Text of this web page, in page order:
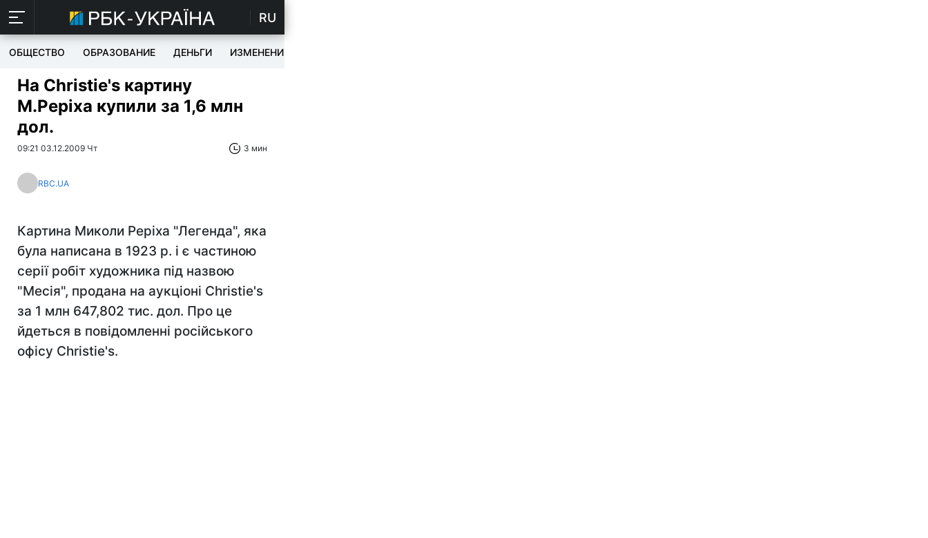
RU
ОБЩЕСТВО ОБРАЗОВАНИЕ ДЕНЬГИ ИЗМЕНЕНИЯ
На Christie's картину
М.Реріха купили за 1,6 млн
дол.
09:21 03.12.2009 Чт 3 мин
RBC.UA
Картина Миколи Реріха "Легенда", яка
була написана в 1923 р. і є частиною
серії робіт художника під назвою
"Месія", продана на аукціоні Christie's
за 1 млн 647,802 тис. дол. Про це
йдеться в повідомленні російського
офісу Christie's.